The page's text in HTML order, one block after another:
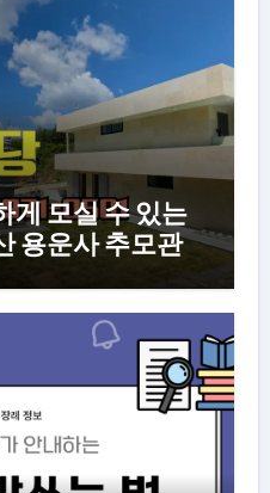
게 모실 수 있는
용운사 추모관